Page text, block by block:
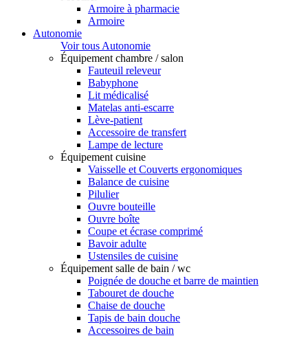
Armoire à pharmacie
Armoire
Autonomie
Voir tous Autonomie
Équipement chambre / salon
Fauteuil releveur
Babyphone
Lit médicalisé
Matelas anti-escarre
Lève-patient
Accessoire de transfert
Lampe de lecture
Équipement cuisine
Vaisselle et Couverts ergonomiques
Balance de cuisine
Pilulier
Ouvre bouteille
Ouvre boîte
Coupe et écrase comprimé
Bavoir adulte
Ustensiles de cuisine
Équipement salle de bain / wc
Poignée de douche et barre de maintien
Tabouret de douche
Chaise de douche
Tapis de bain douche
Accessoires de bain